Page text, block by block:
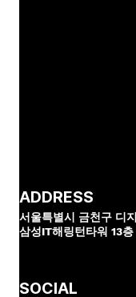
ADDRESS
서울특별시 금천구 디
삼성IT해링턴타워 13
SOCIAL